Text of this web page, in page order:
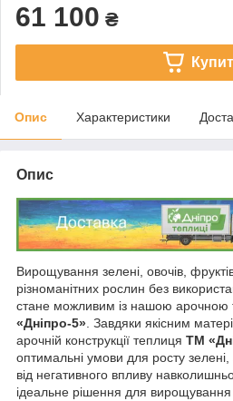
61 100 ₴
Опис Характеристики
Опис
Вирощування зелені, овочів,
різноманітних рослин без
стане можливим із нашою арочною
«Дніпро-5» . Завдяки якісним
арочній конструкції теплиця ТМ
оптимальні умови для росту
від негативного впливу
ідеальне рішення для вирощування